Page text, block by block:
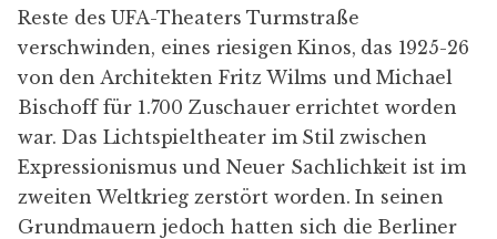
Reste des UFA-Theaters Turmstraße
verschwinden, eines riesigen Kinos, das 1925-26
von den Architekten Fritz Wilms und Michael
Bischoff für 1.700 Zuschauer errichtet worden
war. Das Lichtspieltheaterim Stil zwischen
Expressionismus und Neuer Sachlichkeit ist im
zweiten Weltkrieg zerstört worden. In seinen
Grundmauern jedoch hatten sich die Berliner